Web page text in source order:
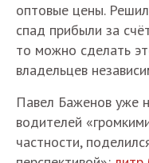
оптовые цены.
спад прибыли за
то можно сделать
владельцев
Павел Баженов уже
водителей
частности,